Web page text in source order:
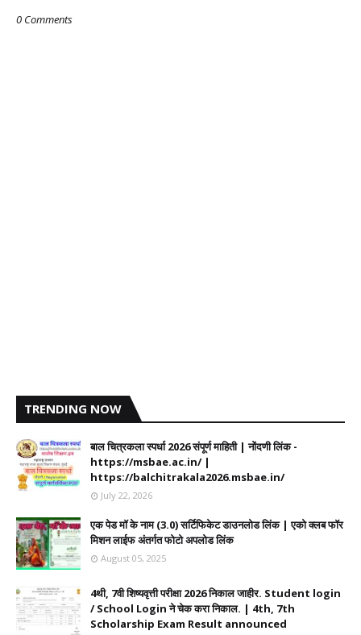
0 Comments
TRENDING NOW
बाल चित्रकला स्पर्धा 2026 संपूर्ण माहिती | नोंदणी लिंक -
https://msbae.ac.in/ |
https://balchitrakala2026.msbae.in/
July 22, 2026
एक पेड मॉ के नाम (3.0) सर्टिफिकेट डाउनलोड लिंक | एको क्लब फॉर
मिशन लाईफ अंतर्गत फोटो अपलोड लिंक
August 05, 2025
4थी, 7वी शिष्यवृत्ती परीक्षा 2026 निकाल जाहीर. Student login
/ School Login ने चेक करा निकाल. | 4th, 7th
Scholarship Exam Result announced